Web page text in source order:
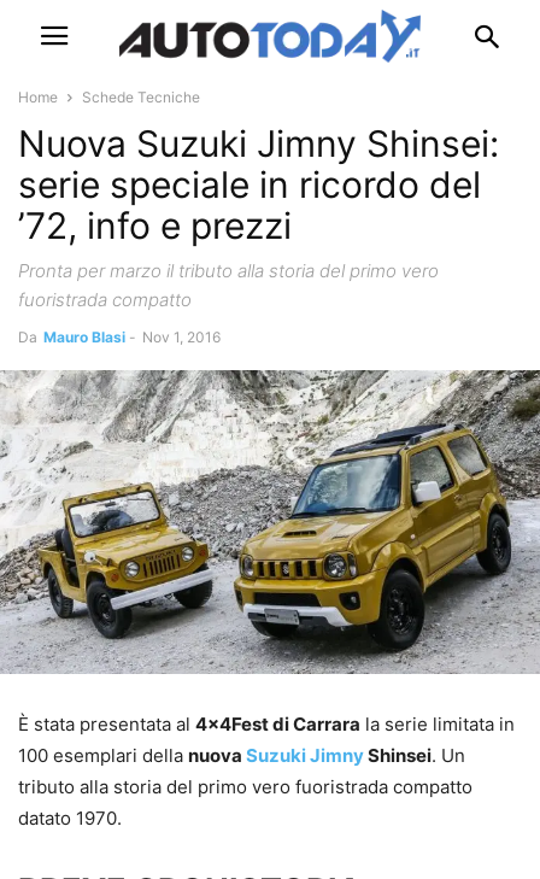
Home Schede Tecniche
Nuova Suzuki Jimny Shinsei:
serie speciale in ricordo del
’72, info e prezzi
Pronta per marzo il tributo alla storia del primo vero
fuoristrada compatto
Da Mauro Blasi - Nov 1, 2016
È stata presentata al 4x4Fest di Carrara la serie limitata in
100 esemplari della nuova Suzuki JimnyShinsei. Un
tributo alla storia del primo vero fuoristrada compatto
datato 1970.